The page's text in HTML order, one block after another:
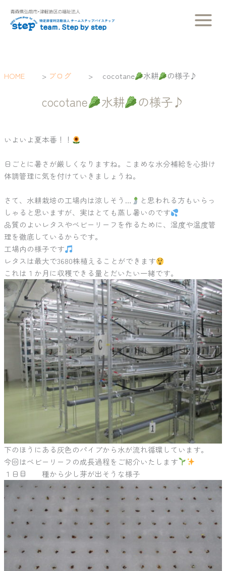
プHOME > ブログ > cocotane 水耕 の様子♪
cocotane 水耕 の様子♪
いよいよ夏本番！！
日ごとに暑さが厳しくなりますね。こまめな水分補給を心掛け
体調管理に気を付けていきましょうね。
さて、水耕栽培の工場内は涼しそう…
と思われる方もいらっ
しゃると思いますが、実はとても蒸し暑いのです
品質のよいレタスやベビーリーフを作るために、湿度や温度管
理を徹底しているからです。
工場内の様子です
レタスは最大で3680株植えることができます
これは１か月に収穫できる量とだいたい一緒です。
下のほうにある灰色のパイプから水が流れ循環しています。
今回はベビーリーフの成長過程をご紹介いたします
１日目 種から少し芽が出そうな様子